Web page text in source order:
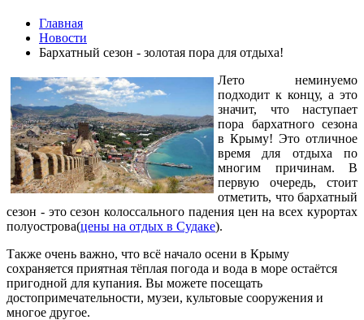
Главная
Новости
Бархатный сезон - золотая пора для отдыха!
Лето неминуемо
подходит к концу, а это
значит, что наступает
пора бархатного сезона
в Крыму! Это отличное
время для отдыха по
многим причинам. В
первую очередь, стоит
отметить, что бархатный
сезон - это сезон колоссального падения цен на всех курортах
полуострова(цены на отдых в Судаке).
Также очень важно, что всё начало осени в Крыму
сохраняется приятная тёплая погода и вода в море остаётся
пригодной для купания. Вы можете посещать
достопримечательности, музеи, культовые сооружения и
многое другое.